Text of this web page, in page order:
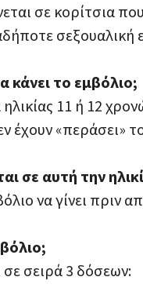
σε κορίτσια
σεξουαλική
κάνει το εμβόλιο;
11 ή 12
έχουν «περάσει»
σε αυτή την
να γίνει πριν
σε σειρά 3 δόσεων: